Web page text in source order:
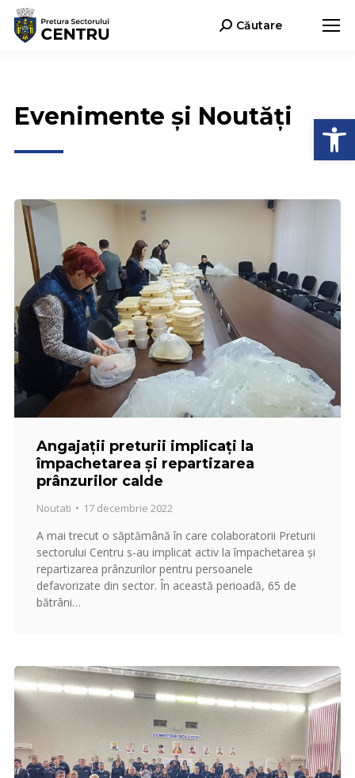
Search:Căutare
Evenimente și Noutăți
Angajații preturii implicați la
împachetarea și repartizarea
prânzurilor calde
Noutati 17 decembrie 2022
A mai trecut o săptămână în care colaboratorii Preturii
sectorului Centru s-au implicat activ la împachetarea și
repartizarea prânzurilor pentru persoanele
defavorizate din sector. În această perioadă, 65 de
bătrâni…